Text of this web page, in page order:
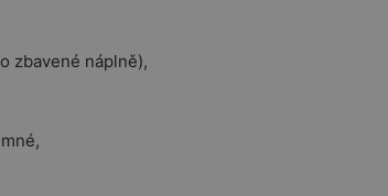
zbavené náplně),